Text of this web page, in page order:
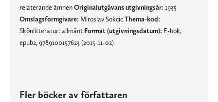
relaterande ämnenOriginalutgåvans utgivningsår: 1935
Omslagsformgivare: Miroslav SokcicThema-kod:
Skönlitteratur: allmänt Format (utgivningsdatum): E-bok,
epub2, 9789100157623 (2015-11-02)
Fler böcker av författaren